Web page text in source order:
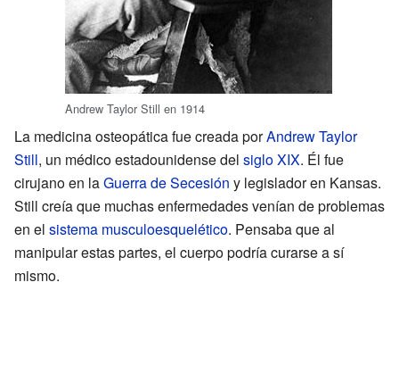
Andrew Taylor Still en 1914
La medicina osteopática fue creada porAndrew Taylor
Still, un médico estadounidense del siglo XIX. Él fue
cirujano en laGuerra de Secesión y legislador en Kansas.
Still creía que muchas enfermedades venían de problemas
en el sistema musculoesquelético. Pensaba que al
manipular estas partes, el cuerpo podría curarse a sí
mismo.